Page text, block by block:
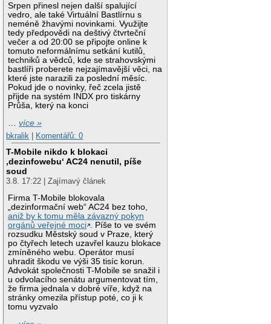
Srpen přinesl nejen další spalující
vedro, ale také Virtuální Bastlírnu s
neméně žhavými novinkami. Využijte
tedy předpovědi na deštivý čtvrteční
večer a od 20:00 se připojte online k
tomuto neformálnímu setkání kutilů,
techniků a vědců, kde se strahovskými
bastlíři proberete nejzajímavější věci, na
které jste narazili za poslední měsíc.
Pokud jde o novinky, řeč zcela jistě
přijde na systém INDX pro tiskárny
Průša, který na konci
…více »
bkralik
Komentářů: 0
T-Mobile nikdo k blokaci
‚dezinfowebu‘ AC24 nenutil, píše
soud
3.8. 17:22 | Zajímavý článek
Firma T-Mobile blokovala
„dezinformační web“ AC24 bez toho,
aniž by k tomu měla závazný pokyn
orgánů veřejné moci . Píše to ve svém
rozsudku Městský soud v Praze, který
po čtyřech letech uzavřel kauzu blokace
zmíněného webu. Operátor musí
uhradit škodu ve výši 35 tisíc korun.
Advokát společnosti T-Mobile se snažil i
u odvolacího senátu argumentovat tím,
že firma jednala v dobré víře, když na
stránky omezila přístup poté, co ji k
tomu vyzvalo